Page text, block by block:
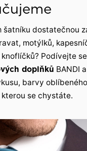
šatníku dostatečnou
motýlků,
Podívejte
doplňků BANDI
barvy
se chystáte.